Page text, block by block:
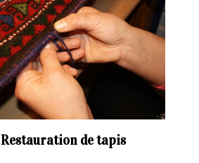
Restauration de tapis